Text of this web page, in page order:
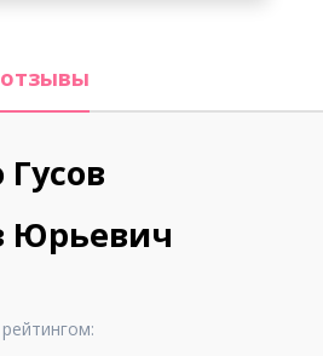
Юрьевич